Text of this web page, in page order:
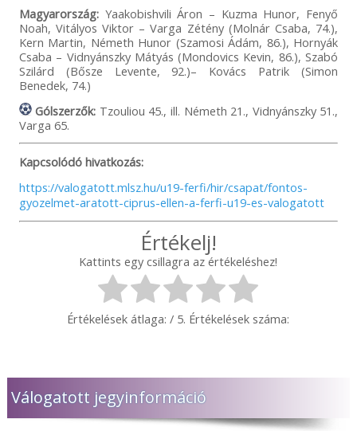
Magyarország:Yaakobishvili Áron – Kuzma Hunor, Fenyő
Noah, Vitályos Viktor – Varga Zétény (Molnár Csaba, 74.),
Kern Martin, Németh Hunor (Szamosi Ádám, 86.), Hornyák
Csaba – Vidnyánszky Mátyás (Mondovics Kevin, 86.), Szabó
Szilárd (Bősze Levente, 92.)– Kovács Patrik (Simon
Benedek, 74.)
Gólszerzők: Tzouliou 45., ill. Németh 21., Vidnyánszky 51.,
Varga 65.
Kapcsolódó hivatkozás:
https://valogatott.mlsz.hu/u19-ferfi/hir/csapat/fontos-
gyozelmet-aratott-ciprus-ellen-a-ferfi-u19-es-valogatott
Értékelj!
Kattints egy csillagra az értékeléshez!
Értékelések átlaga:/ 5. Értékelések száma:
Válogatott jegyinformáció